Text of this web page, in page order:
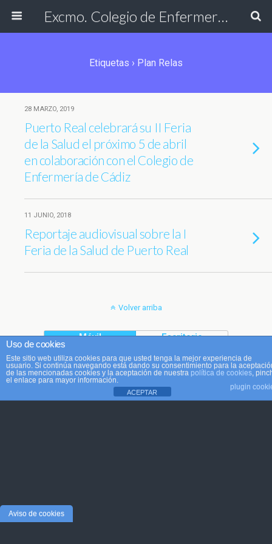
Excmo. Colegio de Enfermería de Cádiz
Etiquetas › Plan Relas
28 MARZO, 2019
Puerto Real celebrará su II Feria
de la Salud el próximo 5 de abril
en colaboración con el Colegio de
Enfermería de Cádiz
11 JUNIO, 2018
Reportaje audiovisual sobre la I
Feria de la Salud de Puerto Real
Volver arriba
Móvil Escritorio
Uso de cookies
Este sitio web utiliza cookies para que usted tenga la mejor experiencia de
usuario. Si continúa navegando está dando su consentimiento para la
de las mencionadas cookies y la aceptación de nuestra política de cookies,
el enlace para mayor información.
plugin
ACEPTAR
Aviso de cookies